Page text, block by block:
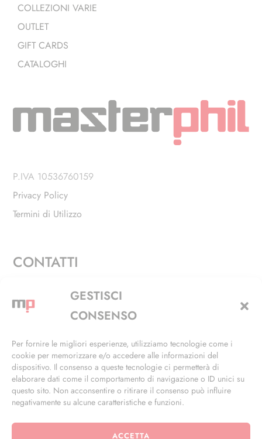
GESTISCI
CONSENSO
Per fornire le migliori esperienze, utilizziamo tecnologie come i
cookie per memorizzare e/o accedere alle informazioni del
dispositivo. Il consenso a queste tecnologie ci permetterà di
elaborare dati come il comportamento di navigazione o ID unici su
questo sito. Non acconsentire o ritirare il consenso può influire
negativamente su alcune caratteristiche e funzioni.
ACCETTA
COLLEZIONI VARIE
OUTLET
GIFT CARDS
CATALOGHI
P.IVA 10536760159
Privacy Policy
Termini di Utilizzo
CONTATTI
Via Alfieri, 27 - Trezzano Sul Naviglio (MI)
+39 02 4846 3155
info@masterphil.it